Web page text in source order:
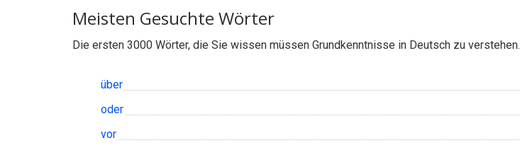
Meisten Gesuchte Wörter
Die ersten 3000 Wörter, die Sie wissen müssen Grundkenntnisse in Deutsch zu verstehen.
über
oder
vor